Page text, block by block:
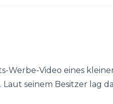
Werbe-Video eines
Laut seinem Besitzer lag